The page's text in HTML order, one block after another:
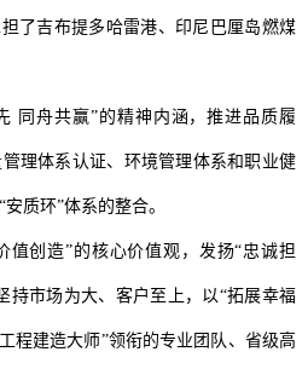
了吉布提多哈雷港、印尼巴厘岛燃煤
同舟共赢”的精神内涵，推进品质履
理体系认证、环境管理体系和职业健
质环”体系的整合。
值创造”的核心价值观，发扬“忠诚担
持市场为大、客户至上，以“拓展幸福
程建造大师”领衔的专业团队、省级高